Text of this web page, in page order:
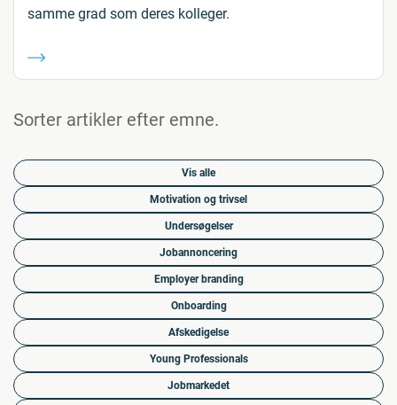
samme grad som deres kolleger.
Sorter artikler efter emne.
Vis alle
Motivation og trivsel
Undersøgelser
Jobannoncering
Employer branding
Onboarding
Afskedigelse
Young Professionals
Jobmarkedet